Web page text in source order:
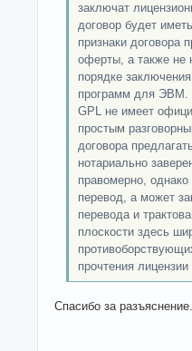
заключат
договор будет
признаки договора
оферты, а также не
порядке
программ для ЭВМ.
GPL не имеет
простым
договора
нотариально
правомерно,
перевод, а может
перевода и
плоскости здесь
прочтения лицензии
Спасибо за